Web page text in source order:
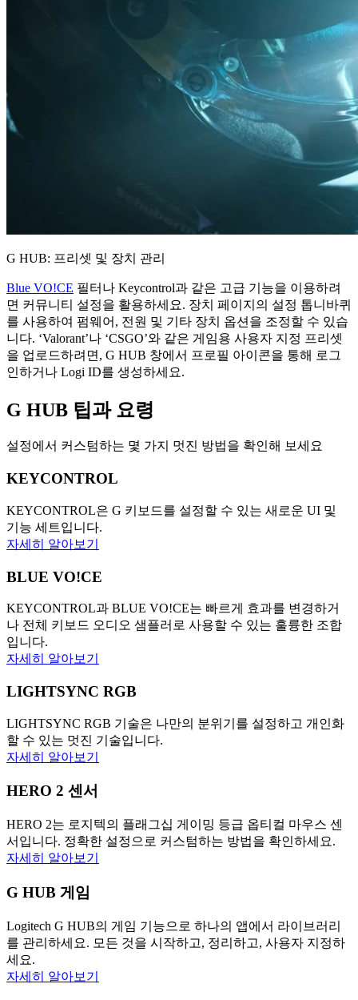
G HUB: 프리셋 및 장치 관리
Blue VO!CE 필터나 Keycontrol과 같은 고급 기능을 이용하려
면 커뮤니티 설정을 활용하세요. 장치 페이지의 설정 톱니바퀴
를 사용하여 펌웨어, 전원 및 기타 장치 옵션을 조정할 수 있습
니다. ‘Valorant’나 ‘CSGO’와 같은 게임용 사용자 지정 프리셋
을 업로드하려면, G HUB 창에서 프로필 아이콘을 통해 로그
인하거나 Logi ID를 생성하세요.
G HUB 팁과 요령
설정에서 커스텀하는 몇 가지 멋진 방법을 확인해 보세요
KEYCONTROL
KEYCONTROL은 G 키보드를 설정할 수 있는 새로운 UI 및
기능 세트입니다.
자세히 알아보기
BLUE VO!CE
KEYCONTROL과 BLUE VO!CE는 빠르게 효과를 변경하거
나 전체 키보드 오디오 샘플러로 사용할 수 있는 훌륭한 조합
입니다.
자세히 알아보기
LIGHTSYNC RGB
LIGHTSYNC RGB 기술은 나만의 분위기를 설정하고 개인화
할 수 있는 멋진 기술입니다.
자세히 알아보기
HERO 2 센서
HERO 2는 로지텍의 플래그십 게이밍 등급 옵티컬 마우스 센
서입니다. 정확한 설정으로 커스텀하는 방법을 확인하세요.
자세히 알아보기
G HUB 게임
Logitech G HUB의 게임 기능으로 하나의 앱에서 라이브러리
를 관리하세요. 모든 것을 시작하고, 정리하고, 사용자 지정하
세요.
자세히 알아보기